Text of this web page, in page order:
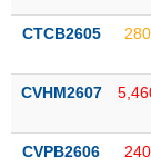
quan
dịch
chính
CTCB2605 280
CVHM2607
CVPB2606 240
SECTOR
NĂNG